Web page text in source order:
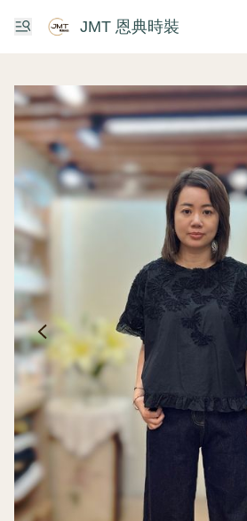
JMT 恩典時裝